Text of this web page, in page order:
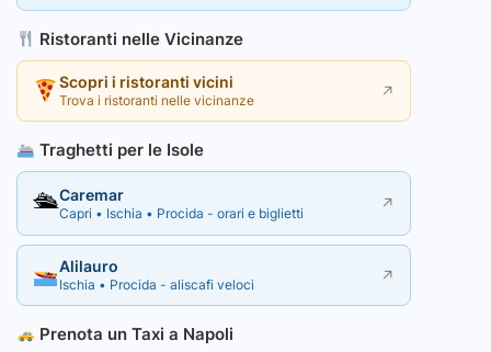
Ristoranti nelle Vicinanze
Scopri i ristoranti vicini
Trova i ristoranti nelle vicinanze ↗
Traghetti per le Isole
🛳Caremar
Capri • Ischia • Procida - orari e biglietti ↗
Alilauro
Ischia • Procida - aliscafi veloci ↗
Prenota un Taxi a Napoli